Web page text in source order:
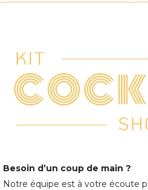
Besoin d’un coup de main ?
Notre équipe est à votre écoute